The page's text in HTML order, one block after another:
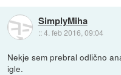
SimplyMiha
::4. feb 2016, 09:04
Nekje sem prebral odlično
igle.